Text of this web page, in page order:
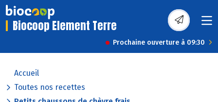
Biocoop Element Terre
Prochaine ouverture à 09:30
Accueil
Toutes nos recettes